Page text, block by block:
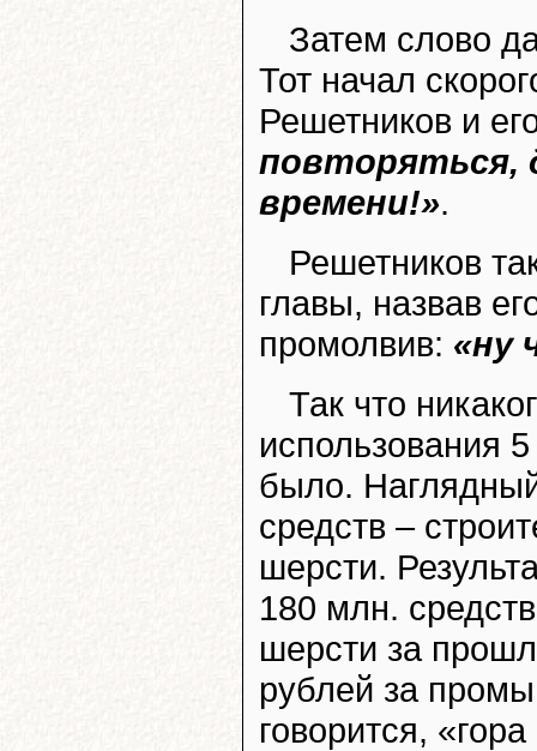
Затем слово
Тот начал
Решетников и
повторяться,
времени!».
Решетников
главы, назвав
промолвив: «ну
Так что
использования
было.
средств –
шерсти.
180 млн.
шерсти за
рублей за
говорится,